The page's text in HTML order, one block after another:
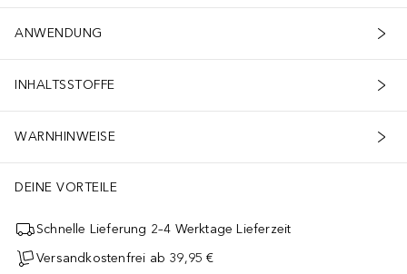
ANWENDUNG
INHALTSSTOFFE
WARNHINWEISE
DEINE VORTEILE
Schnelle Lieferung 2–4 Werktage Lieferzeit
Versandkostenfrei ab 39,95 €